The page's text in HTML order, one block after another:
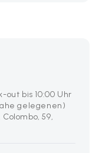
out bis 10:00 Uhr
gelegenen)
59,